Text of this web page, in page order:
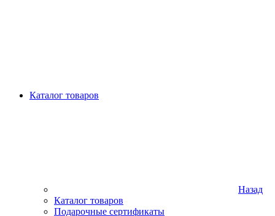
Каталог товаров
Назад
Каталог товаров
Подарочные сертификаты